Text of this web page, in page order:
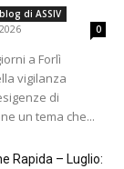
di ASSIV
0
a Forlì
vigilanza
di
un tema che...
Rapida – Luglio: